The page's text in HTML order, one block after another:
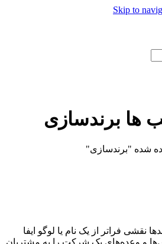
Skip to
ها برندسازی
شده "برندسازی"
نقشی فراتر از یک نام یا لوگو ایفا